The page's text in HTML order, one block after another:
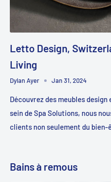
Letto Design,
Living
Dylan Ayer Jan 31, 2024
Découvrez des meubles
sein de Spa Solutions, nous
clients non seulement du bien-
Bains à remous